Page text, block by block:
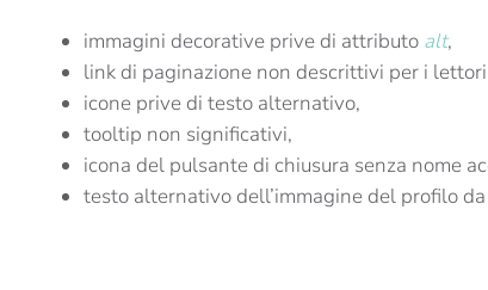
immagini decorative prive di attributo alt,
link di paginazione non descrittivi per i
icone prive di testo alternativo,
tooltip non significativi,
icona del pulsante di chiusura senza nome
testo alternativo dell’immagine del profilo